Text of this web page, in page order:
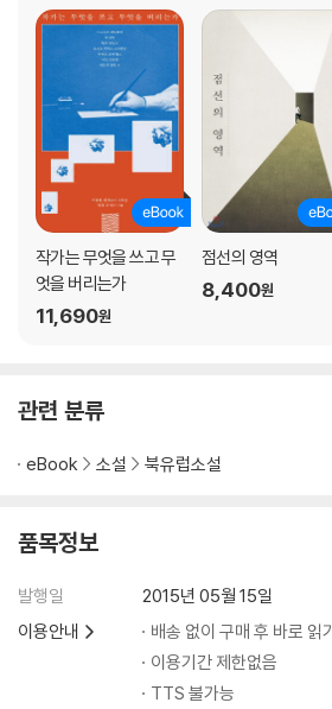
작가는 무엇을 쓰고 무
엇을 버리는가
11,690원
점선의 영역
8,400원
관련 분류
eBook 소설 북유럽소설
품목정보
발행일
2015년 05월 15일
이용안내
배송 없이 구매 후 바로 읽기
이용기간 제한없음
TTS 불가능